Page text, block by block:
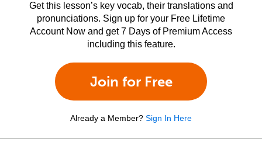
Get this lesson’s key vocab, their translations and
pronunciations. Sign up for your Free Lifetime
Account Now and get 7 Days of Premium Access
including this feature.
Join for Free
Already a Member? Sign In Here